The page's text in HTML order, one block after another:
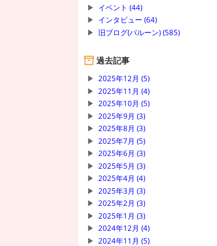
イベント (44)
インタビュー (64)
旧ブログ(バルーン) (585)
過去記事
2025年12月 (5)
2025年11月 (4)
2025年10月 (5)
2025年9月 (3)
2025年8月 (3)
2025年7月 (5)
2025年6月 (3)
2025年5月 (3)
2025年4月 (4)
2025年3月 (3)
2025年2月 (3)
2025年1月 (3)
2024年12月 (4)
2024年11月 (5)